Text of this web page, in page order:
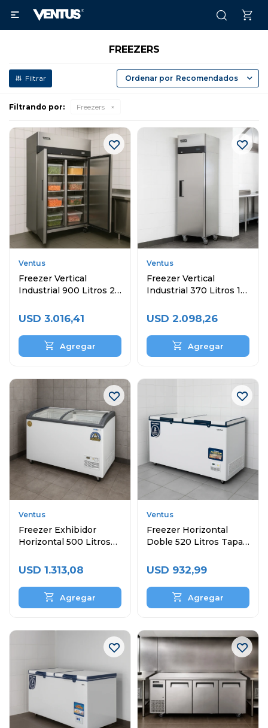

FREEZERS
Recomendados
Filtrando por: Freezers
Ventus
Freezer Vertical
Industrial 900 Litros 2
USD 3.016,41
Ventus
Freezer Vertical
Industrial 370 Litros 1
USD 2.098,26
Ventus
Freezer Exhibidor
Horizontal 500 Litros
USD 1.313,08
Ventus
Freezer Horizontal
Doble 520 Litros Tapa
USD 932,99